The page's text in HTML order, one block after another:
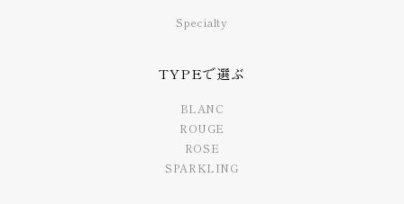
Specialty
TYPEで選ぶ
BLANC
ROUGE
ROSE
SPARKLING